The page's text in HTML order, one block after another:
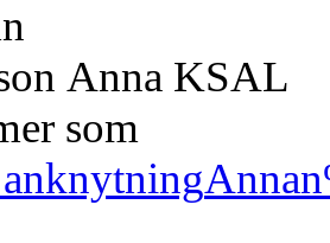
Anna KSAL
som